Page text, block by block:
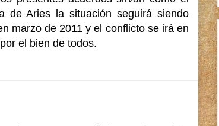
de Aries la situación seguirá siendo
marzo de 2011 y el conflicto se irá en
el bien de todos.